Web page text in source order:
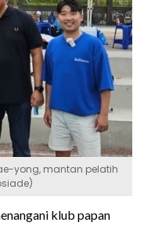
yong, mantan pelatih
klub papan